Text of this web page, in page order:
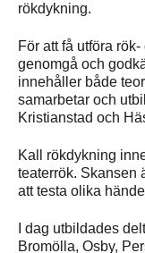
rökdykning.
För att få utföra
genomgå och
innehåller både
samarbetar och
Kristianstad och
Kall rökdykning
teaterrök. Skansen
att testa olika
I dag utbildades
Bromölla, Osby,